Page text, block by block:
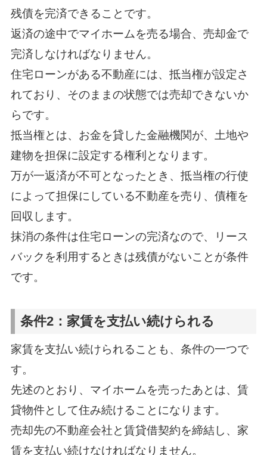
残債を完済できることです。
返済の途中でマイホームを売る場合、売却金で
完済しなければなりません。
住宅ローンがある不動産には、抵当権が設定さ
れており、そのままの状態では売却できないか
らです。
抵当権とは、お金を貸した金融機関が、土地や
建物を担保に設定する権利となります。
万が一返済が不可となったとき、抵当権の行使
によって担保にしている不動産を売り、債権を
回収します。
抹消の条件は住宅ローンの完済なので、リース
バックを利用するときは残債がないことが条件
です。
条件2：家賃を支払い続けられる
家賃を支払い続けられることも、条件の一つで
す。
先述のとおり、マイホームを売ったあとは、賃
貸物件として住み続けることになります。
売却先の不動産会社と賃貸借契約を締結し、家
賃を支払い続けなければなりません。